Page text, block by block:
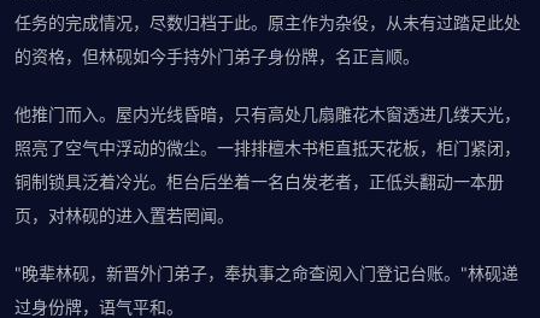
任务的完成情况，尽数归档于此。原主作为杂役，从未有过踏足此处
的资格，但林砚如今手持外门弟子身份牌，名正言顺。
他推门而入。屋内光线昏暗，只有高处几扇雕花木窗透进几缕天光，
照亮了空气中浮动的微尘。一排排檀木书柜直抵天花板，柜门紧闭，
铜制锁具泛着冷光。柜台后坐着一名白发老者，正低头翻动一本册
页，对林砚的进入置若罔闻。
"晚辈林砚，新晋外门弟子，奉执事之命查阅入门登记台账。"林砚递
过身份牌，语气平和。